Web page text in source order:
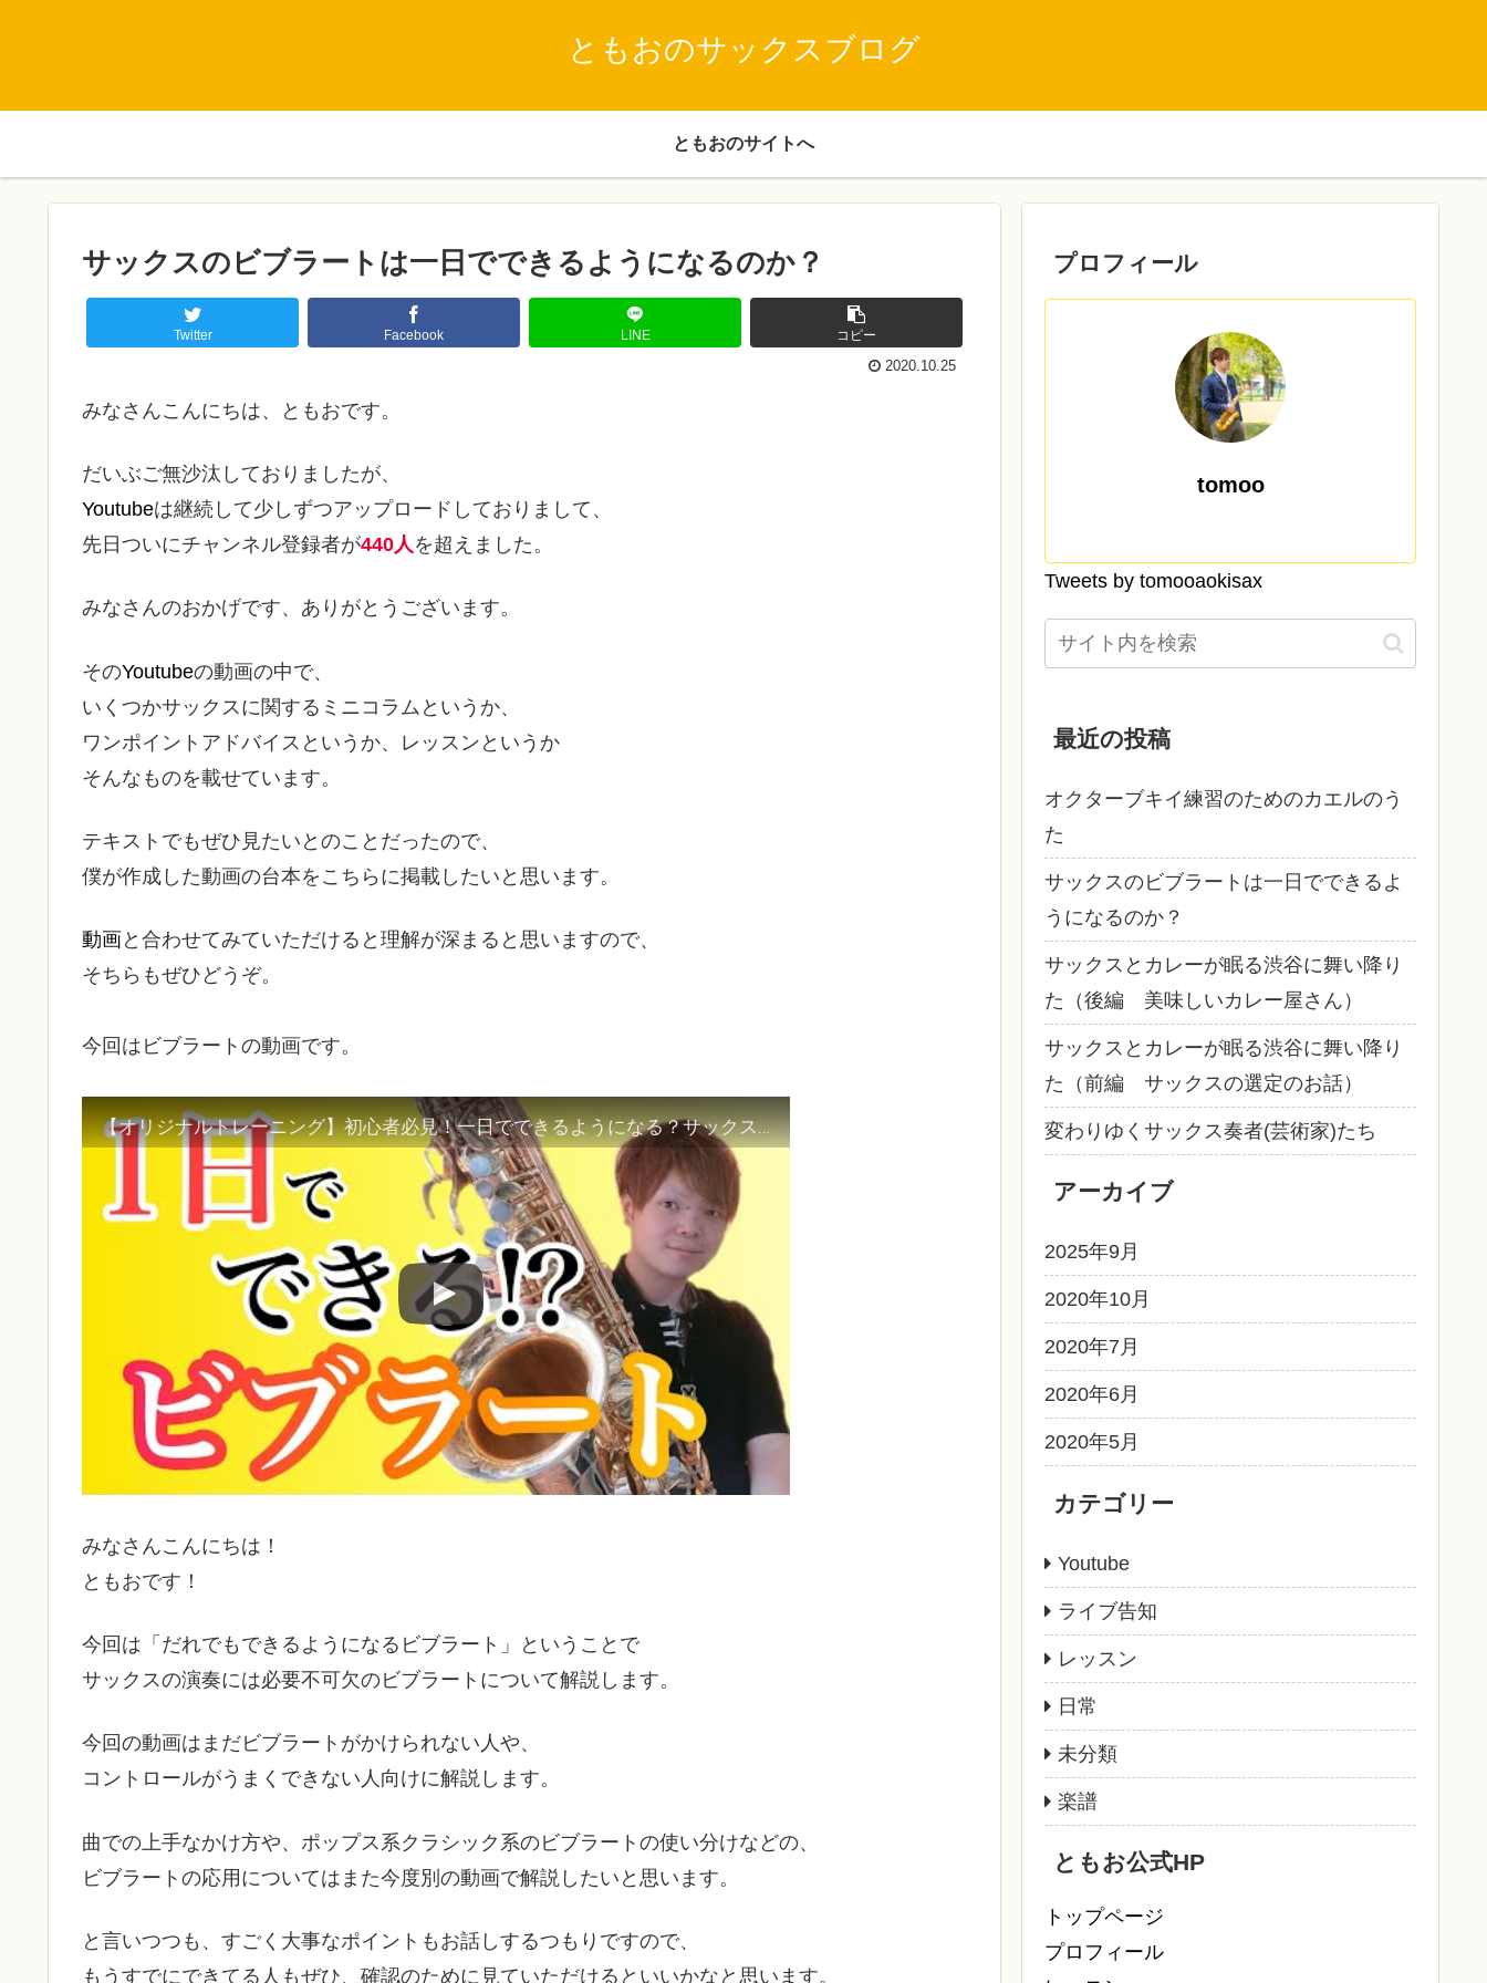
ともおのサックスブログ
ともおのサイトへ
サックスのビブラートは一日でできるようになるのか？
Twitter Facebook LINE コピー
2020.10.25
みなさんこんにちは、ともおです。
だいぶご無沙汰しておりましたが、
Youtubeは継続して少しずつアップロードしておりまして、
先日ついにチャンネル登録者が440人を超えました。
みなさんのおかげです、ありがとうございます。
そのYoutubeの動画の中で、
いくつかサックスに関するミニコラムというか、
ワンポイントアドバイスというか、レッスンというか
そんなものを載せています。
テキストでもぜひ見たいとのことだったので、
僕が作成した動画の台本をこちらに掲載したいと思います。
動画と合わせてみていただけると理解が深まると思いますので、
そちらもぜひどうぞ。
今回はビブラートの動画です。
【オリジナルトレーニング】初心者必見！一日でできるようになる？サックスのビブラートのための５つのトレーニング！
みなさんこんにちは！
ともおです！
今回は「だれでもできるようになるビブラート」ということで
サックスの演奏には必要不可欠のビブラートについて解説します。
今回の動画はまだビブラートがかけられない人や、
コントロールがうまくできない人向けに解説します。
曲での上手なかけ方や、ポップス系クラシック系のビブラートの使い分けなどの、
ビブラートの応用についてはまた今度別の動画で解説したいと思います。
と言いつつも、すごく大事なポイントもお話しするつもりですので、
もうすでにできてる人もぜひ、確認のために見ていただけるといいかなと思います。
プロフィール
tomoo
Tweets by tomooaokisax
最近の投稿
オクターブキイ練習のためのカエルのう
た
サックスのビブラートは一日でできるよ
うになるのか？
サックスとカレーが眠る渋谷に舞い降り
た（後編 美味しいカレー屋さん）
サックスとカレーが眠る渋谷に舞い降り
た（前編 サックスの選定のお話）
変わりゆくサックス奏者(芸術家)たち
アーカイブ
2025年9月
2020年10月
2020年7月
2020年6月
2020年5月
カテゴリー
Youtube
ライブ告知
レッスン
日常
未分類
楽譜
ともお公式HP
トップページ
プロフィール